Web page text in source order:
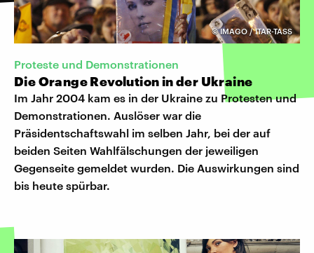
©IMAGO / ITAR-TASS
Proteste und Demonstrationen
Die Orange Revolution in der Ukraine
Im Jahr 2004 kam es in der Ukraine zu Protesten und
Demonstrationen. Auslöser war die
Präsidentschaftswahl im selben Jahr, bei der auf
beiden Seiten Wahlfälschungen der jeweiligen
Gegenseite gemeldet wurden. Die Auswirkungen sind
bis heute spürbar.